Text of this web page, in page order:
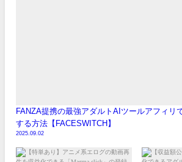
FANZA提携の最強アダルトAIツールアフィリ
する方法【FACESWITCH】
2025.09.02